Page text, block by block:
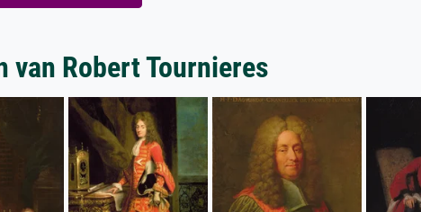
Robert Tournieres